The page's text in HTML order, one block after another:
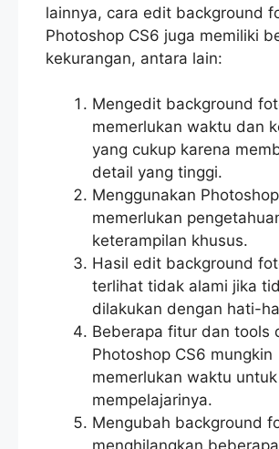
lainnya, cara edit background
Photoshop CS6 juga memiliki
kekurangan, antara lain:
Mengedit background
memerlukan waktu dan
yang cukup karena
detail yang tinggi.
Menggunakan
memerlukan
keterampilan khusus.
Hasil edit background
terlihat tidak alami jika
dilakukan dengan hati-
Beberapa fitur dan tools
Photoshop CS6 mungkin
memerlukan waktu untuk
mempelajarinya.
Mengubah background
menghilangkan